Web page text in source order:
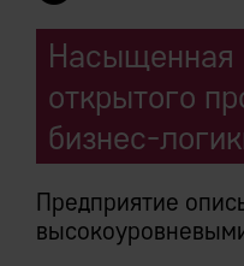
Насыщенная
открытого
бизнес-
Предприятие